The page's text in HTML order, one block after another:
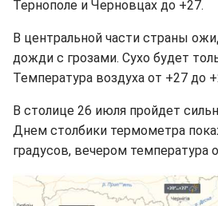
Тернополе и Черновцах до +27.
В центральной части страны
дожди с грозами. Сухо будет
Температура воздуха от +27 до
В столице 26 июля пройдет
Днем столбики термометра
градусов, вечером температура